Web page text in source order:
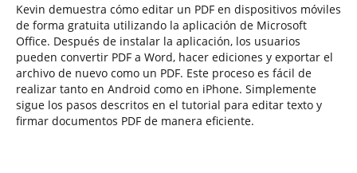
Kevin demuestra cómo editar un PDF en dispositivos móviles
de forma gratuita utilizando la aplicación de Microsoft
Office. Después de instalar la aplicación, los usuarios
pueden convertir PDF a Word, hacer ediciones y exportar el
archivo de nuevo como un PDF. Este proceso es fácil de
realizar tanto en Android como en iPhone. Simplemente
sigue los pasos descritos en el tutorial para editar texto y
firmar documentos PDF de manera eficiente.